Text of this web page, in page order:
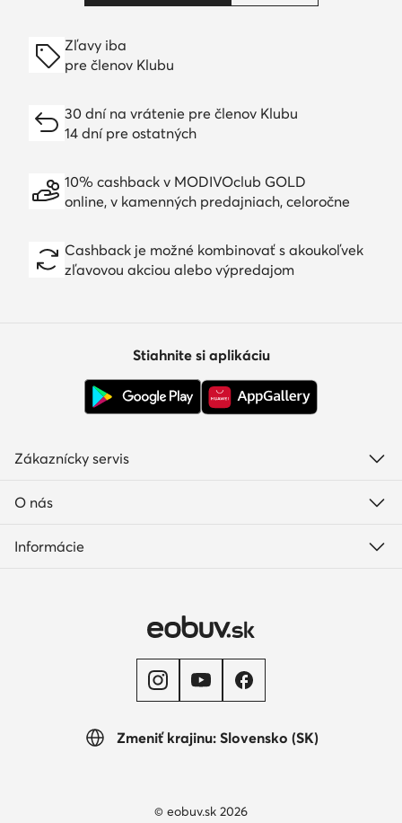
Zľavy iba
pre členov Klubu
30 dní na vrátenie pre členov Klubu
14 dní pre ostatných
10% cashback v MODIVOclub GOLD
online, v kamenných predajniach, celoročne
Cashback je možné kombinovať s akoukoľvek
zľavovou akciou alebo výpredajom
Zmeniť krajinu: Slovensko (SK)
Stiahnite si aplikáciu
Zákaznícky servis
O nás
Informácie
© eobuv.sk 2026